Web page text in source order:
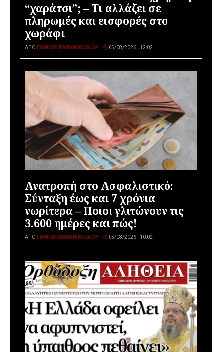
“χαράτσι”; – Τι αλλάζει σε
πληρωμές και εισφορές στο
χωράφι
ΑΠΌ ΓΙΆΝΝΗΣ ΠΑΠΑΝΙΚΟΛΆΟΥ 05/08/2026 | 12:02
Ανατροπή στο Ασφαλιστικό:
Σύνταξη έως και 7 χρόνια
νωρίτερα – Ποιοι γλιτώνουν τις
3.600 ημέρες και πώς!
ΑΠΌ ΓΙΆΝΝΗΣ ΠΑΠΑΝΙΚΟΛΆΟΥ 05/08/2026 | 10:02